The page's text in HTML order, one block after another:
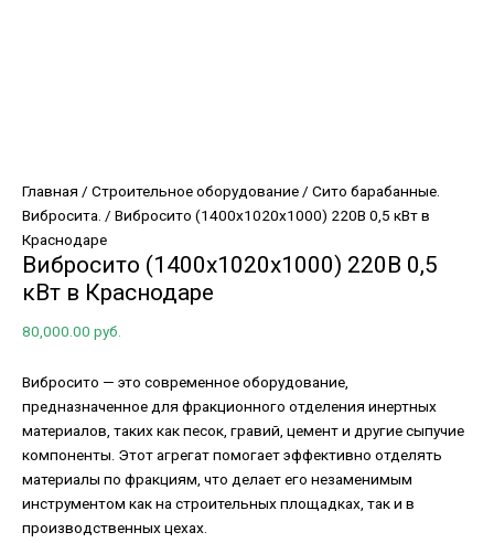
Главная / Строительное оборудование / Сито барабанные.
Вибросита. / Вибросито (1400х1020х1000) 220В 0,5 кВт в
Краснодаре
Вибросито (1400х1020х1000) 220В 0,5
кВт в Краснодаре
80,000.00 руб.
Вибросито — это современное оборудование,
предназначенное для фракционного отделения инертных
материалов, таких как песок, гравий, цемент и другие сыпучие
компоненты. Этот агрегат помогает эффективно отделять
материалы по фракциям, что делает его незаменимым
инструментом как на строительных площадках, так и в
производственных цехах.